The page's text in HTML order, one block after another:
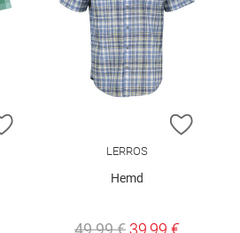
ZUR WUNSCHLISTE HINZUFÜGEN
ZUR
LERROS
Hemd
49,99 € 39,99 €